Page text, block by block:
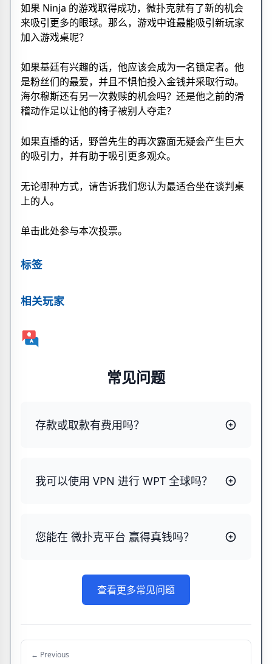
如果 Ninja 的游戏取得成功，微扑克就有了新的机会
来吸引更多的眼球。那么，游戏中谁最能吸引新玩家
加入游戏桌呢？
如果基廷有兴趣的话，他应该会成为一名锁定者。他
是粉丝们的最爱，并且不惧怕投入金钱并采取行动。
海尔穆斯还有另一次救赎的机会吗？还是他之前的滑
稽动作足以让他的椅子被别人夺走？
如果直播的话，野兽先生的再次露面无疑会产生巨大
的吸引力，并有助于吸引更多观众。
无论哪种方式，请告诉我们您认为最适合坐在谈判桌
上的人。
单击此处参与本次投票。
标签
相关玩家
常见问题
存款或取款有费用吗？
我可以使用 VPN 进行 WPT 全球吗？
您能在 微扑克平台 赢得真钱吗？
查看更多常见问题
← Previous